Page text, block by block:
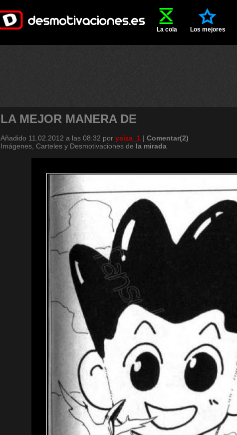
La cola Los mejores
LA MEJOR MANERA DE
Añadido 11.02.2012 a las 08:32 por yaiza_1 | Comentar(2)
Imágenes, Carteles y Desmotivaciones de la mirada